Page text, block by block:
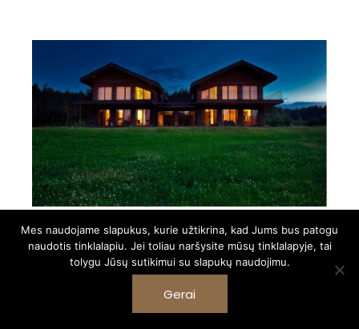
Mes naudojame slapukus, kurie užtikrina, kad Jums bus patogu
naudotis tinklalapiu. Jei toliau naršysite mūsų tinklalapyje, tai
tolygu Jūsų sutikimui su slapukų naudojimu.
Gerai